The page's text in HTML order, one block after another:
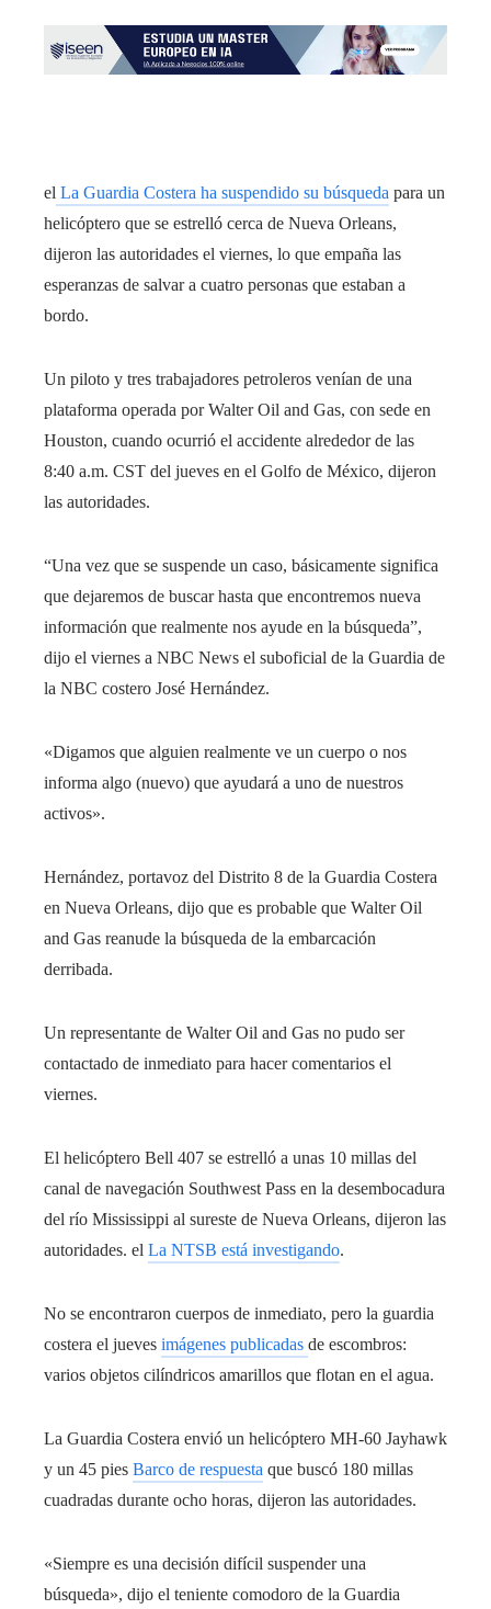
el La Guardia Costera ha suspendido su búsqueda para un
helicóptero que se estrelló cerca de Nueva Orleans,
dijeron las autoridades el viernes, lo que empaña las
esperanzas de salvar a cuatro personas que estaban a
bordo.
Un piloto y tres trabajadores petroleros venían de una
plataforma operada por Walter Oil and Gas, con sede en
Houston, cuando ocurrió el accidente alrededor de las
8:40 a.m. CST del jueves en el Golfo de México, dijeron
las autoridades.
“Una vez que se suspende un caso, básicamente significa
que dejaremos de buscar hasta que encontremos nueva
información que realmente nos ayude en la búsqueda”,
dijo el viernes a NBC News el suboficial de la Guardia de
la NBC costero José Hernández.
«Digamos que alguien realmente ve un cuerpo o nos
informa algo (nuevo) que ayudará a uno de nuestros
activos».
Hernández, portavoz del Distrito 8 de la Guardia Costera
en Nueva Orleans, dijo que es probable que Walter Oil
and Gas reanude la búsqueda de la embarcación
derribada.
Un representante de Walter Oil and Gas no pudo ser
contactado de inmediato para hacer comentarios el
viernes.
El helicóptero Bell 407 se estrelló a unas 10 millas del
canal de navegación Southwest Pass en la desembocadura
del río Mississippi al sureste de Nueva Orleans, dijeron las
autoridades. el La NTSB está investigando.
No se encontraron cuerpos de inmediato, pero la guardia
costera el jueves imágenes publicadas de escombros:
varios objetos cilíndricos amarillos que flotan en el agua.
La Guardia Costera envió un helicóptero MH-60 Jayhawk
y un 45 pies Barco de respuesta que buscó 180 millas
cuadradas durante ocho horas, dijeron las autoridades.
«Siempre es una decisión difícil suspender una
búsqueda», dijo el teniente comodoro de la Guardia